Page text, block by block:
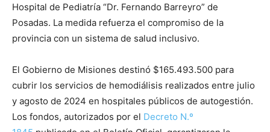
Hospital de Pediatría “Dr. Fernando Barreyro” de
Posadas. La medida refuerza el compromiso de la
provincia con un sistema de salud inclusivo.
El Gobierno de Misiones destinó $165.493.500 para
cubrir los servicios de hemodiálisis realizados entre julio
y agosto de 2024 en hospitales públicos de autogestión.
Los fondos, autorizados por el Decreto N.º